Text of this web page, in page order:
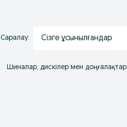
Саралау: Сізге ұсынылғандар
Шиналар, дискілер мен доңғалақтар